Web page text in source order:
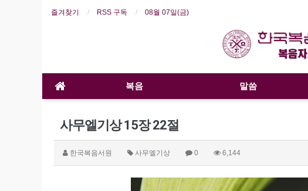
즐겨찾기 RSS 구독 08월 07일(금)
복음 말씀
사무엘기상 15장 22절
한국복음서원 사무엘기상 0 6,144